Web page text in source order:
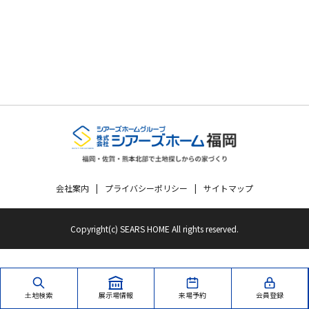
会社案内 プライバシーポリシー サイトマップ
Copyright(c) SEARS HOME All rights reserved.
土地検索 展示場情報 来場予約 会員登録